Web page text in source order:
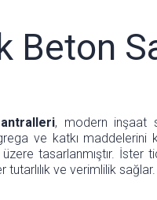
Beton
, modern inşaat
ve katkı maddelerini
tasarlanmıştır. İster
tutarlılık ve verimlilik sağlar.